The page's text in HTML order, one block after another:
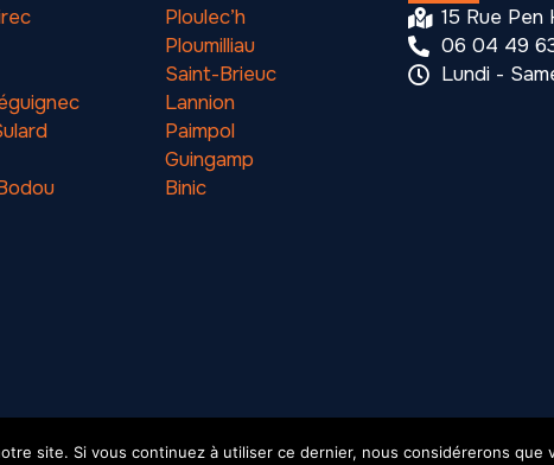
Ploulec’h
Ploumilliau
Saint-Brieuc
Lannion
Paimpol
Guingamp
Binic
15 Rue Pen
06 04 49
Lundi -
site. Si vous continuez à utiliser ce dernier, nous considérerons que